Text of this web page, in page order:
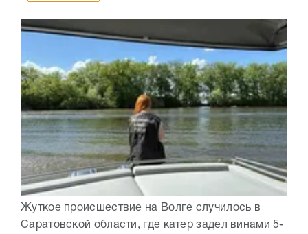
Жуткое происшествие на Волге случилось в
Саратовской области, где катер задел винами 5-